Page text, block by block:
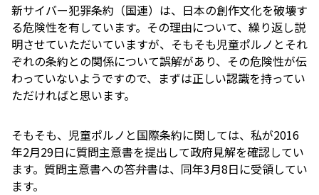
新サイバー犯罪条約（国連）は、日本の創作文化を破壊す
る危険性を有しています。その理由について、繰り返し説
明させていただいていますが、そもそも児童ポルノとそれ
ぞれの条約との関係について誤解があり、その危険性が伝
わっていないようですので、まずは正しい認識を持ってい
ただければと思います。
そもそも、児童ポルノと国際条約に関しては、私が2016
年2月29日に質問主意書を提出して政府見解を確認してい
ます。質問主意書への答弁書は、同年3月8日に受領してい
ます。